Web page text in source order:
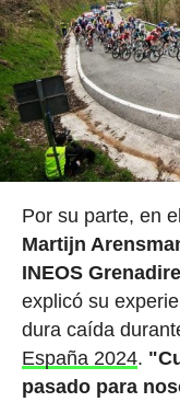
Por su parte, en
Martijn
INEOS
explicó su
dura caída
España 2024.
pasado para